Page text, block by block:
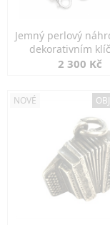
Jemný perlový
dekorativním
2 300 Kč
NOVÉ